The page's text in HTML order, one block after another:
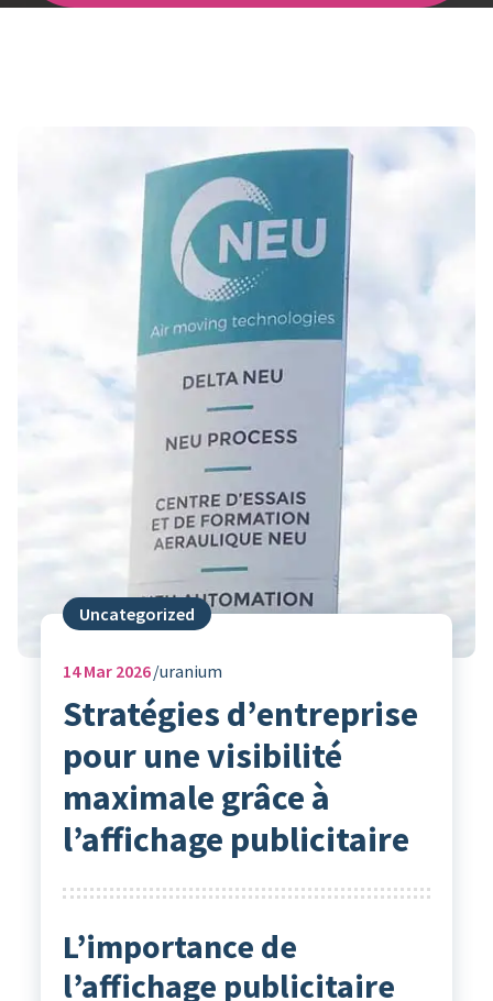
Uncategorized
14Mar 2026 uranium
Stratégies d’entreprise
pour une visibilité
maximale grâce à
l’affichage publicitaire
L’importance de
l’affichage publicitaire